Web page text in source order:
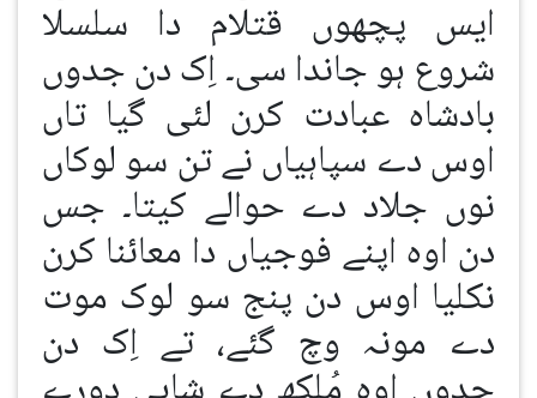
ایس پچھوں قتلام دا سلسلا
شروع ہو جاندا سی۔ اِک دن جدوں
بادشاہ عبادت کرن لئی گیا تاں
اوس دے سپاہیاں نے تن سو لوکاں
نوں جلاد دے حوالے کیتا۔ جس
دن اوہ اپنے فوجیاں دا معائنا کرن
نکلیا اوس دن پنج سو لوک موت
دے مونہ وچ گئے، تے اِک دن